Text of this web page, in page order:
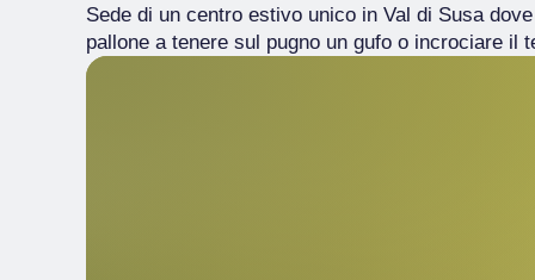
Sede di un centro estivo unico in Val di Susa
pallone a tenere sul pugno un gufo o incrociare il